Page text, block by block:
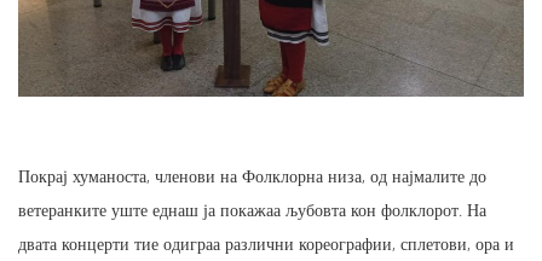
Покрај хуманоста, членови на Фолклорна низа, од најмалите до
ветеранките уште еднаш ја покажаа љубовта кон фолклорот. На
двата концерти тие одиграа различни кореографии, сплетови, ора и